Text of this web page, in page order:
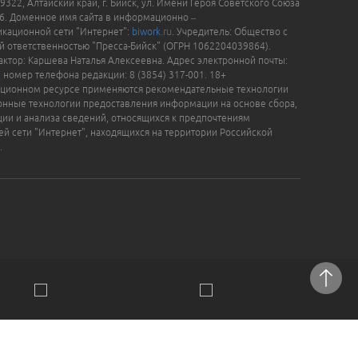
Алтайский край, г. Бийск, ул. Имени Героя Советского Союза
Доменное имя сайта в информационно –
сети "Интернет": biwork.ru . Учредитель: Общество с
ответственностью "Пресса-Бийск" (ОГРН 1062204039864).
Каршева Наталья Алексеевна. Адрес электронной почты:
, номер телефона редакции: 8 (3854) 317-001. 18+
ресурсе применяются рекомендательные технологии
технологии предоставления информации на основе сбора,
и анализа сведений, относящихся к предпочтениям
сети "Интернет", находящихся на территории Российской